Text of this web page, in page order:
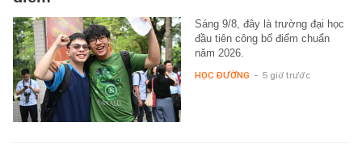
Sáng 9/8, đây là trường đại học
đầu tiên công bố điểm chuẩn
năm 2026.
HỌC ĐƯỜNG - 5 giờ trước